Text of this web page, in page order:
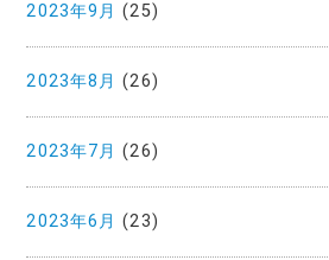
2023年9月 (25)
2023年8月 (26)
2023年7月 (26)
2023年6月 (23)